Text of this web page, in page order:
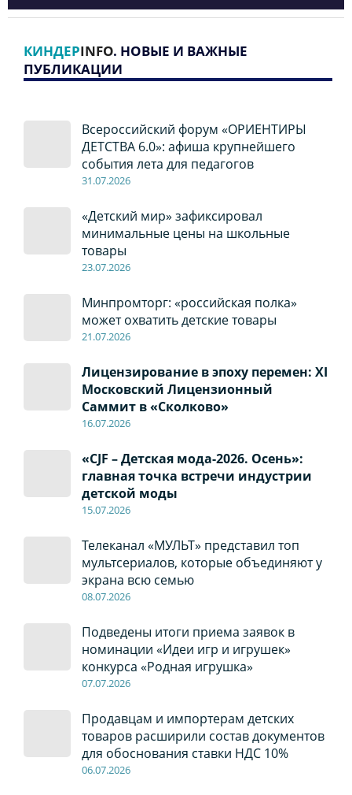
КИНДЕРINFO. НОВЫЕ И ВАЖНЫЕ
ПУБЛИКАЦИИ
Всероссийский форум «ОРИЕНТИРЫ
ДЕТСТВА 6.0»: афиша крупнейшего
события лета для педагогов
31.07.2026
«Детский мир» зафиксировал
минимальные цены на школьные
товары
23.07.2026
Минпромторг: «российская полка»
может охватить детские товары
21.07.2026
Лицензирование в эпоху перемен: XI
Московский Лицензионный
Саммит в «Сколково»
16.07.2026
«CJF – Детская мода-2026. Осень»:
главная точка встречи индустрии
детской моды
15.07.2026
Телеканал «МУЛЬТ» представил топ
мультсериалов, которые объединяют у
экрана всю семью
08.07.2026
Подведены итоги приема заявок в
номинации «Идеи игр и игрушек»
конкурса «Родная игрушка»
07.07.2026
Продавцам и импортерам детских
товаров расширили состав документов
для обоснования ставки НДС 10%
06.07.2026